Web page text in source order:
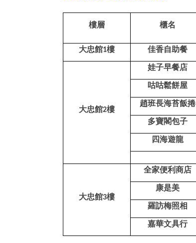
樓層 櫃名
大忠館1樓 佳香自助餐
大忠館2樓
娃子早餐店
咕咕鬆餅屋
趙班長海苔飯捲
多寶閣包子
四海遊龍
大忠館3樓
全家便利商店
康是美
羅訪梅照相
嘉華文具行